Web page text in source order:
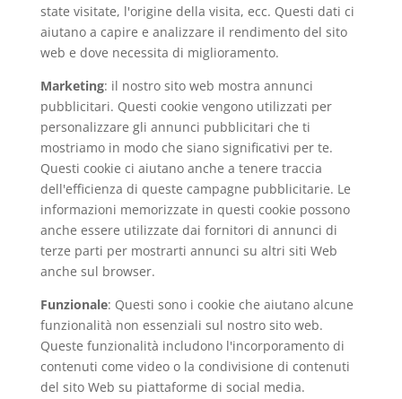
state visitate, l'origine della visita, ecc. Questi dati ci
aiutano a capire e analizzare il rendimento del sito
web e dove necessita di miglioramento.
Marketing: il nostro sito web mostra annunci
pubblicitari. Questi cookie vengono utilizzati per
personalizzare gli annunci pubblicitari che ti
mostriamo in modo che siano significativi per te.
Questi cookie ci aiutano anche a tenere traccia
dell'efficienza di queste campagne pubblicitarie. Le
informazioni memorizzate in questi cookie possono
anche essere utilizzate dai fornitori di annunci di
terze parti per mostrarti annunci su altri siti Web
anche sul browser.
Funzionale: Questi sono i cookie che aiutano alcune
funzionalità non essenziali sul nostro sito web.
Queste funzionalità includono l'incorporamento di
contenuti come video o la condivisione di contenuti
del sito Web su piattaforme di social media.